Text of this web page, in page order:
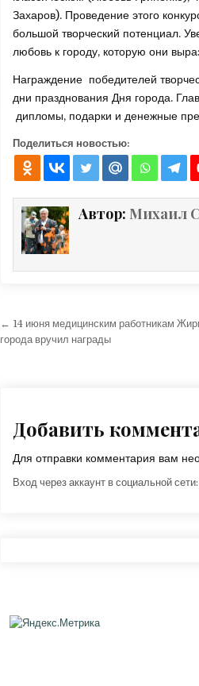
Захаров). Проведение этого
большой творческий потенциал.
любовь к городу, которую они
Награждение победителей
дни празднования Дня города.
дипломы, подарки и денежные
Поделиться новостью:
Автор: Михаил
Навигация по
← 14 июня медицинским работникам
города вручил награды
Добавить
Для отправки комментария вам
Вход через аккаунт в социальной сети: